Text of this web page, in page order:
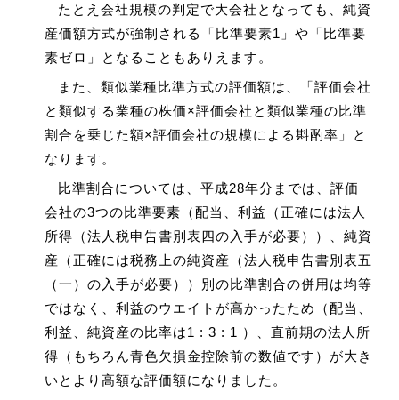
たとえ会社規模の判定で大会社となっても、純資
産価額方式が強制される「比準要素1」や「比準要
素ゼロ」となることもありえます。
また、類似業種比準方式の評価額は、「評価会社
と類似する業種の株価×評価会社と類似業種の比準
割合を乗じた額×評価会社の規模による斟酌率」と
なります。
比準割合については、平成28年分までは、評価
会社の3つの比準要素（配当、利益（正確には法人
所得（法人税申告書別表四の入手が必要））、純資
産（正確には税務上の純資産（法人税申告書別表五
（一）の入手が必要））別の比準割合の併用は均等
ではなく、利益のウエイトが高かったため（配当、
利益、純資産の比率は1 : 3 : 1 ）、直前期の法人所
得（もちろん青色欠損金控除前の数値です）が大き
いとより高額な評価額になりました。